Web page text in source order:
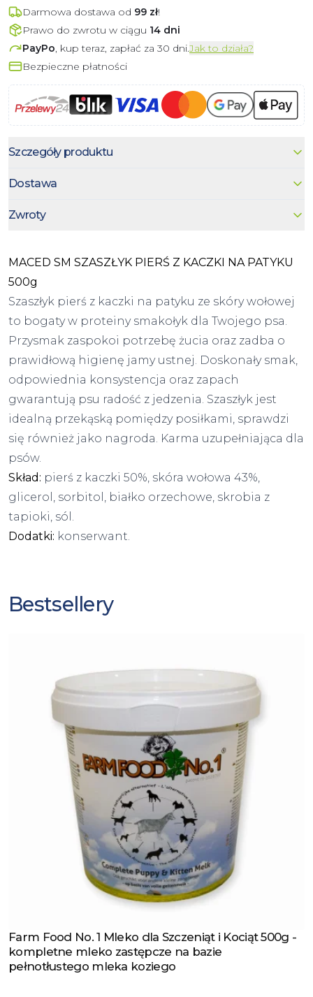
Darmowa dostawa od 99 zł!
Prawo do zwrotu w ciągu 14 dni
PayPo, kup teraz, zapłać za 30 dni.Jak to działa?
Bezpieczne płatności
Szczegóły produktu
Dostawa
Zwroty
MACED SM SZASZŁYK PIERŚ Z KACZKI NA PATYKU
500g
Szaszłyk pierś z kaczki na patyku ze skóry wołowej
to bogaty w proteiny smakołyk dla Twojego psa.
Przysmak zaspokoi potrzebę żucia oraz zadba o
prawidłową higienę jamy ustnej. Doskonały smak,
odpowiednia konsystencja oraz zapach
gwarantują psu radość z jedzenia. Szaszłyk jest
idealną przekąską pomiędzy posiłkami, sprawdzi
się również jako nagroda. Karma uzupełniająca dla
psów.
Skład: pierś z kaczki 50%, skóra wołowa 43%,
glicerol, sorbitol, białko orzechowe, skrobia z
tapioki, sól.
Dodatki: konserwant.
Bestsellery
Zobacz produkt
Farm Food No. 1 Mleko dla Szczeniąt i Kociąt 500g -
kompletne mleko zastępcze na bazie
pełnotłustego mleka koziego